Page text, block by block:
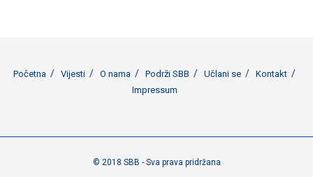
Početna Vijesti O nama Podrži SBB Učlani se
Kontakt
Impressum
© 2018 SBB - Sva prava pridržana